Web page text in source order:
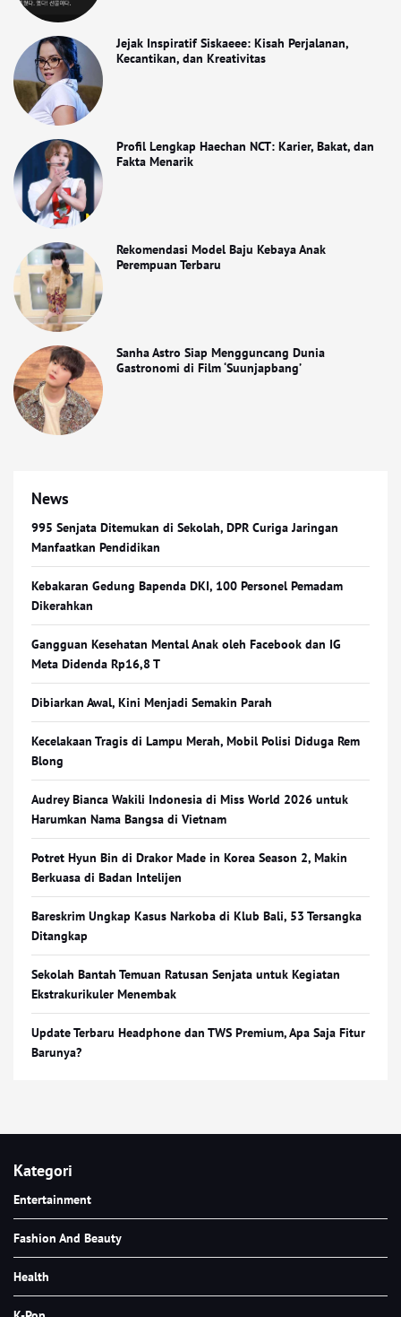
Jejak Inspiratif Siskaeee: Kisah Perjalanan,
Kecantikan, dan Kreativitas
Profil Lengkap Haechan NCT: Karier, Bakat, dan
Fakta Menarik
Rekomendasi Model Baju Kebaya Anak
Perempuan Terbaru
Sanha Astro Siap Mengguncang Dunia
Gastronomi di Film ‘Suunjapbang’
News
995 Senjata Ditemukan di Sekolah, DPR Curiga Jaringan
Manfaatkan Pendidikan
Kebakaran Gedung Bapenda DKI, 100 Personel Pemadam
Dikerahkan
Gangguan Kesehatan Mental Anak oleh Facebook dan IG
Meta Didenda Rp16,8 T
Dibiarkan Awal, Kini Menjadi Semakin Parah
Kecelakaan Tragis di Lampu Merah, Mobil Polisi Diduga Rem
Blong
Audrey Bianca Wakili Indonesia di Miss World 2026 untuk
Harumkan Nama Bangsa di Vietnam
Potret Hyun Bin di Drakor Made in Korea Season 2, Makin
Berkuasa di Badan Intelijen
Bareskrim Ungkap Kasus Narkoba di Klub Bali, 53 Tersangka
Ditangkap
Sekolah Bantah Temuan Ratusan Senjata untuk Kegiatan
Ekstrakurikuler Menembak
Update Terbaru Headphone dan TWS Premium, Apa Saja Fitur
Barunya?
Kategori
Entertainment
Fashion And Beauty
Health